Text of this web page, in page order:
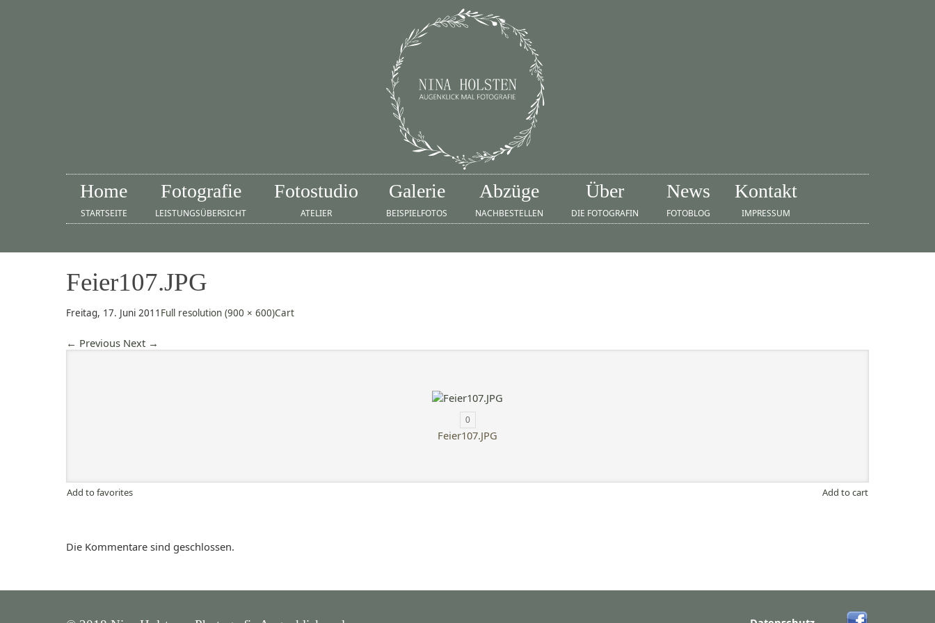
Home
STARTSEITE
Fotografie
LEISTUNGSÜBERSICHT
Fotostudio
ATELIER
Galerie
BEISPIELFOTOS
Abzüge
NACHBESTELLEN
Über
DIE FOTOGRAFIN
News
FOTOBLOG
Kontakt
IMPRESSUM
Feier107.JPG
Freitag, 17. Juni 2011 Full resolution (900 × 600)Cart
← Previous Next →
0
Feier107.JPG
Add to favorites Add to cart
Die Kommentare sind geschlossen.